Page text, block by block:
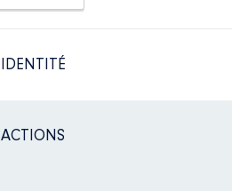
IDENTITÉ
ACTIONS